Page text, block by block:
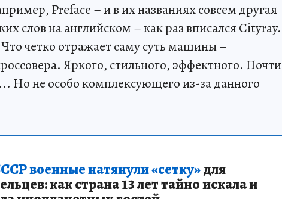
Preface – и в их названиях совсем другая
слов на английском – как раз вписался Cityray.
четко отражает саму суть машины –
Яркого, стильного, эффектного. Почти
Но не особо комплексующего из-за данного
военные натянули «сетку»для
как страна 13 лет тайно искала и